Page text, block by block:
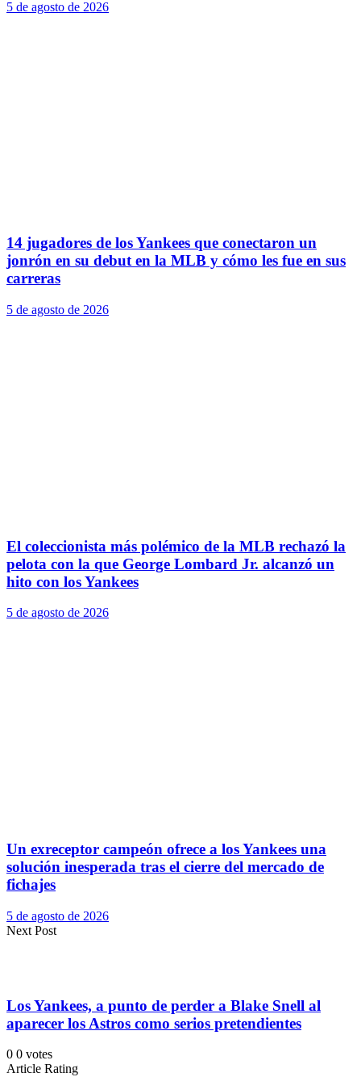
5 de agosto de 2026
14 jugadores de los Yankees que conectaron un
jonrón en su debut en la MLB y cómo les fue en sus
carreras
5 de agosto de 2026
El coleccionista más polémico de la MLB rechazó la
pelota con la que George Lombard Jr. alcanzó un
hito con los Yankees
5 de agosto de 2026
Un exreceptor campeón ofrece a los Yankees una
solución inesperada tras el cierre del mercado de
fichajes
5 de agosto de 2026
Next Post
Los Yankees, a punto de perder a Blake Snell al
aparecer los Astros como serios pretendientes
0 0 votes
Article Rating